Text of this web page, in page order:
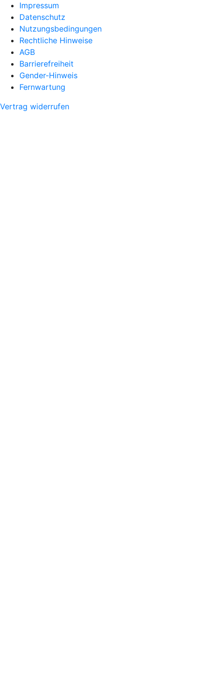
Impressum
Datenschutz
Nutzungsbedingungen
Rechtliche Hinweise
AGB
Barrierefreiheit
Gender-Hinweis
Fernwartung
Vertrag widerrufen